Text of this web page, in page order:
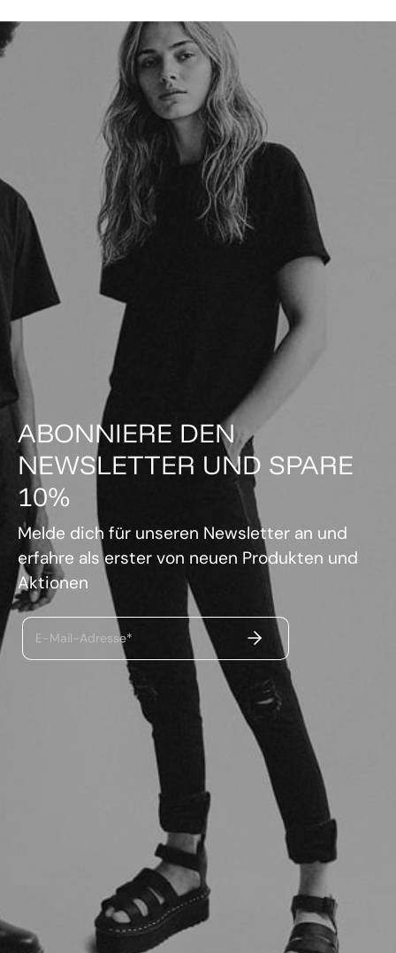
ABONNIERE DEN
NEWSLETTER UND SPARE
10%
Melde dich für unseren Newsletter an und
erfahre als erster von neuen Produkten und
Aktionen
E-Mail-Adresse* ABSENDEN